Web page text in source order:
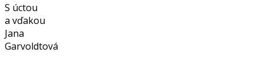
S úctou
a vďakou
Jana
Garvoldtová